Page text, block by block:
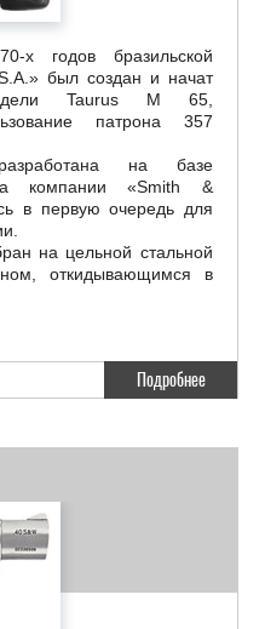
х годов бразильской
был создан и начат
Taurus M 65,
патрона 357
на базе
компании «Smith &
в первую очередь для
на цельной стальной
откидывающимся в
Подробнее